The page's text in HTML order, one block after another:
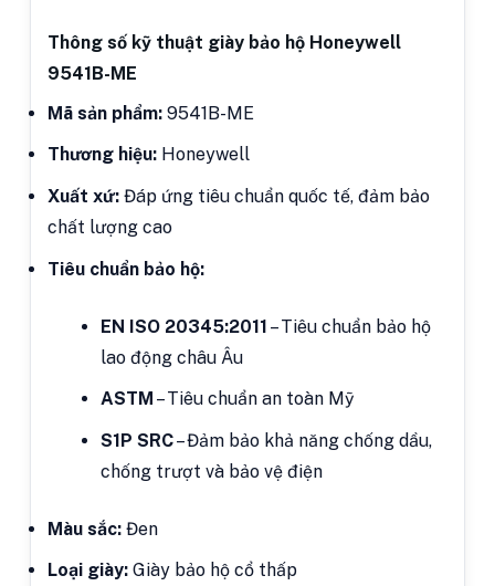
Thông số kỹ thuật giày bảo hộ Honeywell
9541B-ME
Mã sản phẩm: 9541B-ME
Thương hiệu: Honeywell
Xuất xứ: Đáp ứng tiêu chuẩn quốc tế, đảm bảo
chất lượng cao
Tiêu chuẩn bảo hộ:
EN ISO 20345:2011 – Tiêu chuẩn bảo hộ
lao động châu Âu
ASTM – Tiêu chuẩn an toàn Mỹ
S1P SRC– Đảm bảo khả năng chống dầu,
chống trượt và bảo vệ điện
Màu sắc: Đen
Loại giày: Giày bảo hộ cổ thấp